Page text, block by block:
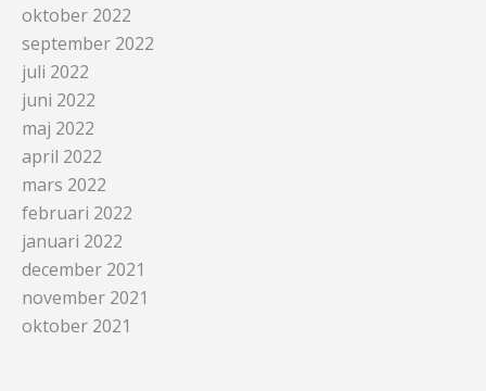
oktober 2022
september 2022
juli 2022
juni 2022
maj 2022
april 2022
mars 2022
februari 2022
januari 2022
december 2021
november 2021
oktober 2021